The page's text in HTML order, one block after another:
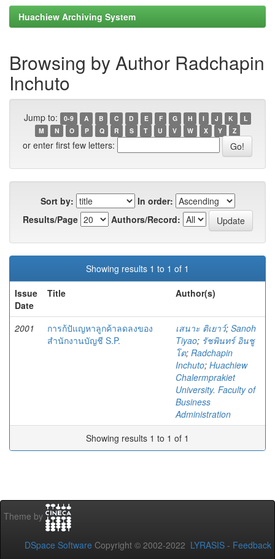
Huachiew Archiving System
Browsing by Author Radchapin
Inchuto
Jump to: 0-9 A B C D E F G H I J K
L
M
N O P Q R S T U V W X Y Z
or enter first few letters:
Sort by:
In order:
Results/Page
Authors/Record:
Showing results 1 to 1 of 1
Issue
Date
Title Author(s)
2001
การก้ปัแญหาลูกค้าลดลงของ
สำนักงานบัญชี S.P.
เสนาะ ติเยาว์; Sanoh
Tiyao; รัชพินทร์ อินชู
โต; Radchapin
Inchuto; Huachiew
Chalermprakiet
University. Faculty of
Business
Administration
Showing results 1 to 1 of 1
Theme by
DSpace Software Copyright © 2002-2022 LYRASIS - Feedback